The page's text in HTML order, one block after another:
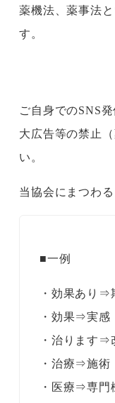
薬機法、薬事法
す。
ご自身でのSNS
大広告等の禁止
い。
当協会にまつわ
■一例
・効果あり⇒
・効果⇒実感
・治ります⇒
・治療⇒施術
・医療⇒専門